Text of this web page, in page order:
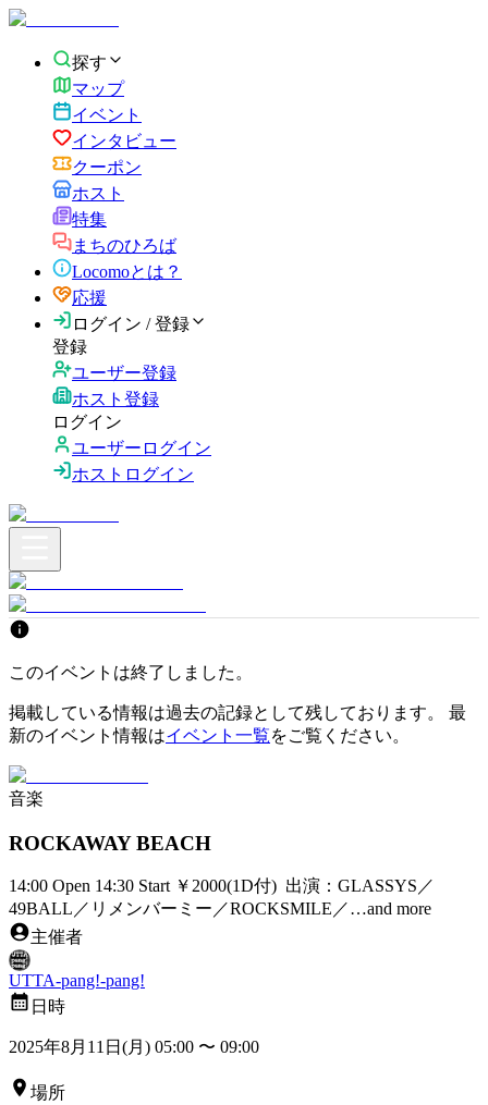
探す
マップ
イベント
インタビュー
クーポン
ホスト
特集
まちのひろば
Locomoとは？
応援
ログイン / 登録
登録
ユーザー登録
ホスト登録
ログイン
ユーザーログイン
ホストログイン
このイベントは終了しました。
掲載している情報は過去の記録として残しております。 最
新のイベント情報はイベント一覧をご覧ください。
音楽
ROCKAWAY BEACH
14:00 Open 14:30 Start ￥2000(1D付) 出演：GLASSYS／
49BALL／リメンバーミー／ROCKSMILE／…and more
主催者
UTTA-pang!-pang!
日時
2025年8月11日(月) 05:00 〜 09:00
場所